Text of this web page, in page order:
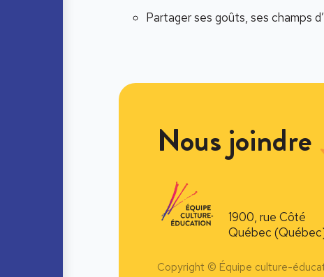
Partager ses goûts, ses champs
Nous joindre
1900, rue Côté
Québec
Copyright © Équipe culture-